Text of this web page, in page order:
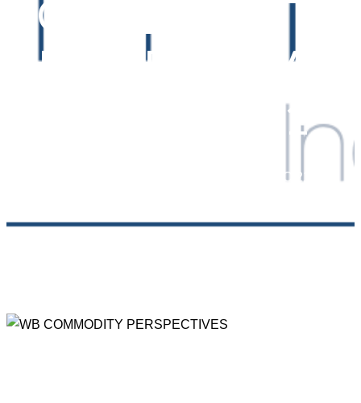
COMMODITY
PERSPECTIVE
S LUGLIO 21
COMMODITY PERSPECTIVES LUGLIO 21